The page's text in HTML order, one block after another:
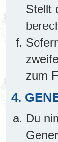
Stellt
zum
4.
Du